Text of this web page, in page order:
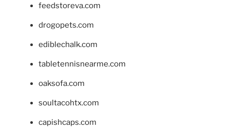
feedstoreva.com
drogopets.com
ediblechalk.com
tabletennisnearme.com
oaksofa.com
soultacohtx.com
capishcaps.com